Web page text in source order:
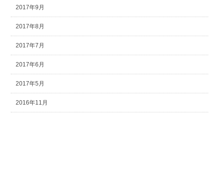
2017年9月
2017年8月
2017年7月
2017年6月
2017年5月
2016年11月